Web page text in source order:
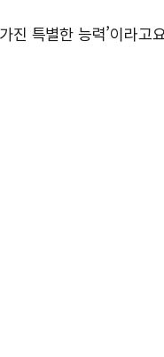
진 특별한 능력’이라